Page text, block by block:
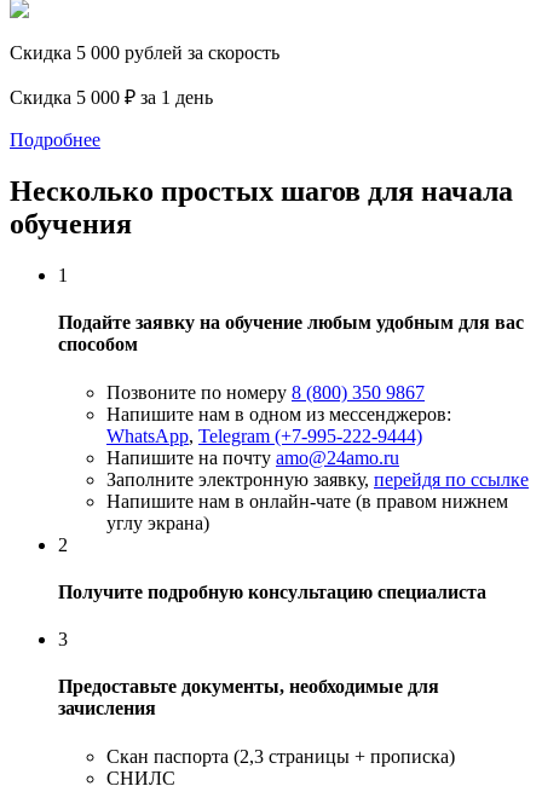
Скидка 5 000 рублей за скорость
Скидка 5 000 ₽ за 1 день
Подробнее
Несколько простых шагов для начала
обучения
1
Подайте заявку на обучение любым удобным для вас
способом
Позвоните по номеру 8 (800) 350 9867
Напишите нам в одном из мессенджеров:
WhatsApp, Telegram (+7-995-222-9444)
Напишите на почту amo@24amo.ru
Заполните электронную заявку, перейдя по ссылке
Напишите нам в онлайн-чате (в правом нижнем
углу экрана)
2
Получите подробную консультацию специалиста
3
Предоставьте документы, необходимые для
зачисления
Скан паспорта (2,3 страницы + прописка)
СНИЛС